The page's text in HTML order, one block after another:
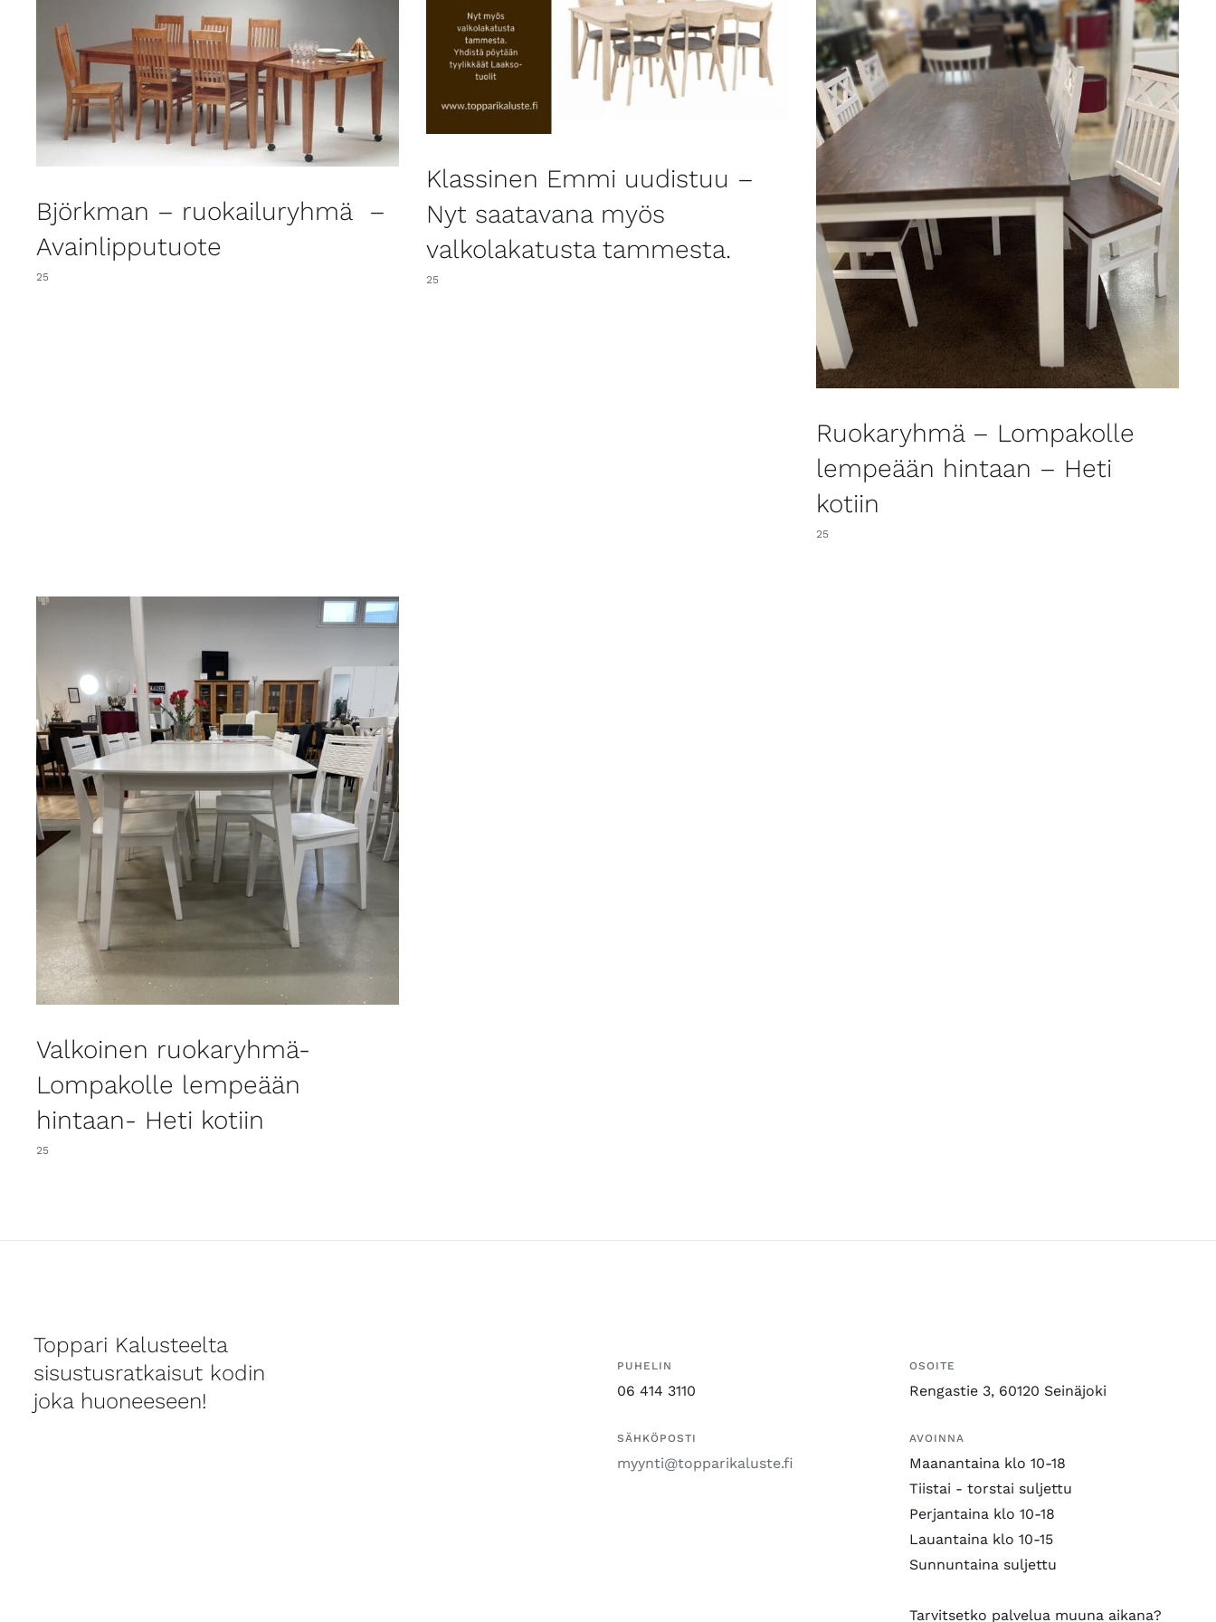
Björkman – ruokailuryhmä –
Avainlipputuote
25
Klassinen Emmi uudistuu –
Nyt saatavana myös
valkolakatusta tammesta.
25
Ruokaryhmä – Lompakolle
lempeään hintaan – Heti
kotiin
25
Valkoinen ruokaryhmä-
Lompakolle lempeään
hintaan- Heti kotiin
25
Toppari Kalusteelta
sisustusratkaisut kodin
joka huoneeseen!
PUHELIN
06 414 3110
SÄHKÖPOSTI
myynti@topparikaluste.fi
OSOITE
Rengastie 3, 60120 Seinäjoki
AVOINNA
Maanantaina klo 10-18
Tiistai - torstai suljettu
Perjantaina klo 10-18
Lauantaina klo 10-15
Sunnuntaina suljettu
Tarvitsetko palvelua muuna aikana?